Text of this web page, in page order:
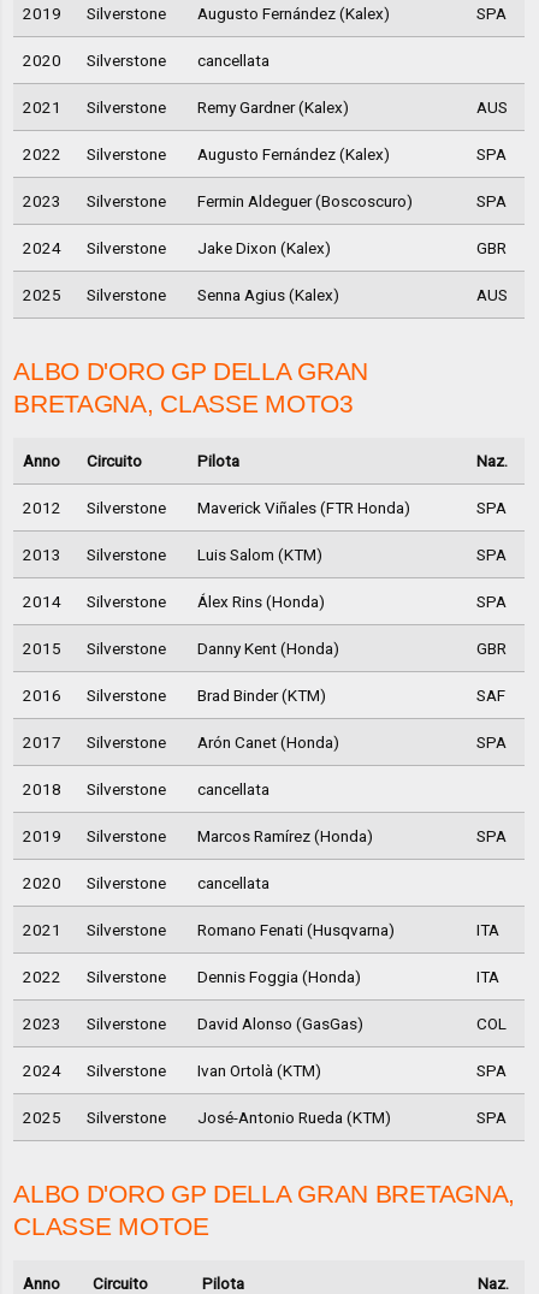
2019 Silverstone Augusto Fernández (Kalex) SPA
2020 Silverstone cancellata
2021 Silverstone Remy Gardner (Kalex) AUS
2022 Silverstone Augusto Fernández (Kalex) SPA
2023 Silverstone Fermin Aldeguer (Boscoscuro) SPA
2024 Silverstone Jake Dixon (Kalex) GBR
2025 Silverstone Senna Agius (Kalex) AUS
ALBO D'ORO GP DELLA GRAN
BRETAGNA, CLASSE MOTO3
Anno Circuito Pilota Naz.
2012 Silverstone Maverick Viñales (FTR Honda) SPA
2013 Silverstone Luis Salom (KTM) SPA
2014 Silverstone Álex Rins (Honda) SPA
2015 Silverstone Danny Kent (Honda) GBR
2016 Silverstone Brad Binder (KTM) SAF
2017 Silverstone Arón Canet (Honda) SPA
2018 Silverstone cancellata
2019 Silverstone Marcos Ramírez (Honda) SPA
2020 Silverstone cancellata
2021 Silverstone Romano Fenati (Husqvarna) ITA
2022 Silverstone Dennis Foggia (Honda) ITA
2023 Silverstone David Alonso (GasGas) COL
2024 Silverstone Ivan Ortolà (KTM) SPA
2025 Silverstone José-Antonio Rueda (KTM) SPA
ALBO D'ORO GP DELLA GRAN BRETAGNA,
CLASSE MOTOE
Anno Circuito Pilota Naz.